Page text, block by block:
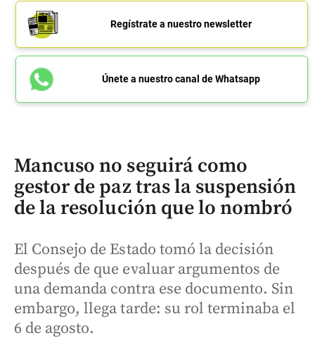
Regístrate a nuestro newsletter
Únete a nuestro canal de Whatsapp
Mancuso no seguirá como
gestor de paz tras la suspensión
de la resolución que lo nombró
El Consejo de Estado tomó la decisión
después de que evaluar argumentos de
una demanda contra ese documento. Sin
embargo, llega tarde: su rol terminaba el
6 de agosto.